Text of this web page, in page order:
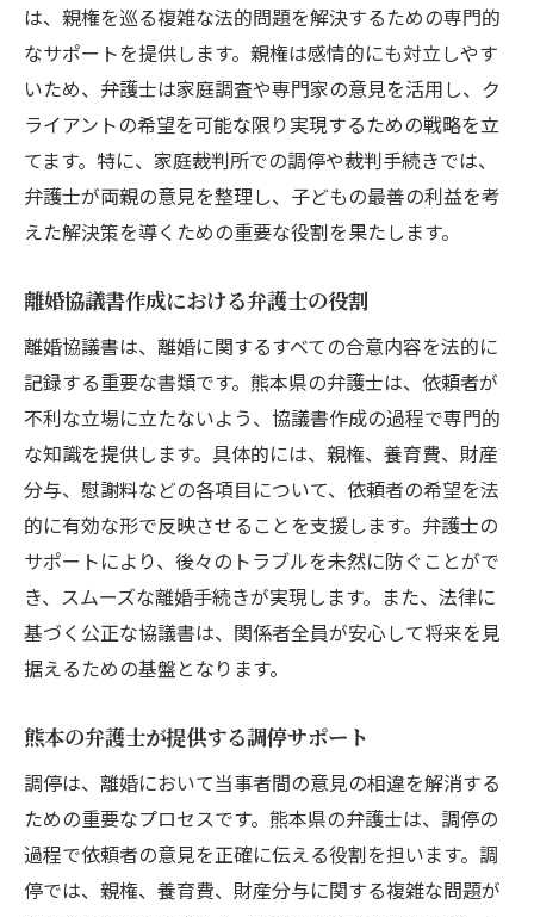
は、親権を巡る複雑な法的問題を解決するための専門的
なサポートを提供します。親権は感情的にも対立しやす
いため、弁護士は家庭調査や専門家の意見を活用し、ク
ライアントの希望を可能な限り実現するための戦略を立
てます。特に、家庭裁判所での調停や裁判手続きでは、
弁護士が両親の意見を整理し、子どもの最善の利益を考
えた解決策を導くための重要な役割を果たします。
離婚協議書作成における弁護士の役割
離婚協議書は、離婚に関するすべての合意内容を法的に
記録する重要な書類です。熊本県の弁護士は、依頼者が
不利な立場に立たないよう、協議書作成の過程で専門的
な知識を提供します。具体的には、親権、養育費、財産
分与、慰謝料などの各項目について、依頼者の希望を法
的に有効な形で反映させることを支援します。弁護士の
サポートにより、後々のトラブルを未然に防ぐことがで
き、スムーズな離婚手続きが実現します。また、法律に
基づく公正な協議書は、関係者全員が安心して将来を見
据えるための基盤となります。
熊本の弁護士が提供する調停サポート
調停は、離婚において当事者間の意見の相違を解消する
ための重要なプロセスです。熊本県の弁護士は、調停の
過程で依頼者の意見を正確に伝える役割を担います。調
停では、親権、養育費、財産分与に関する複雑な問題が